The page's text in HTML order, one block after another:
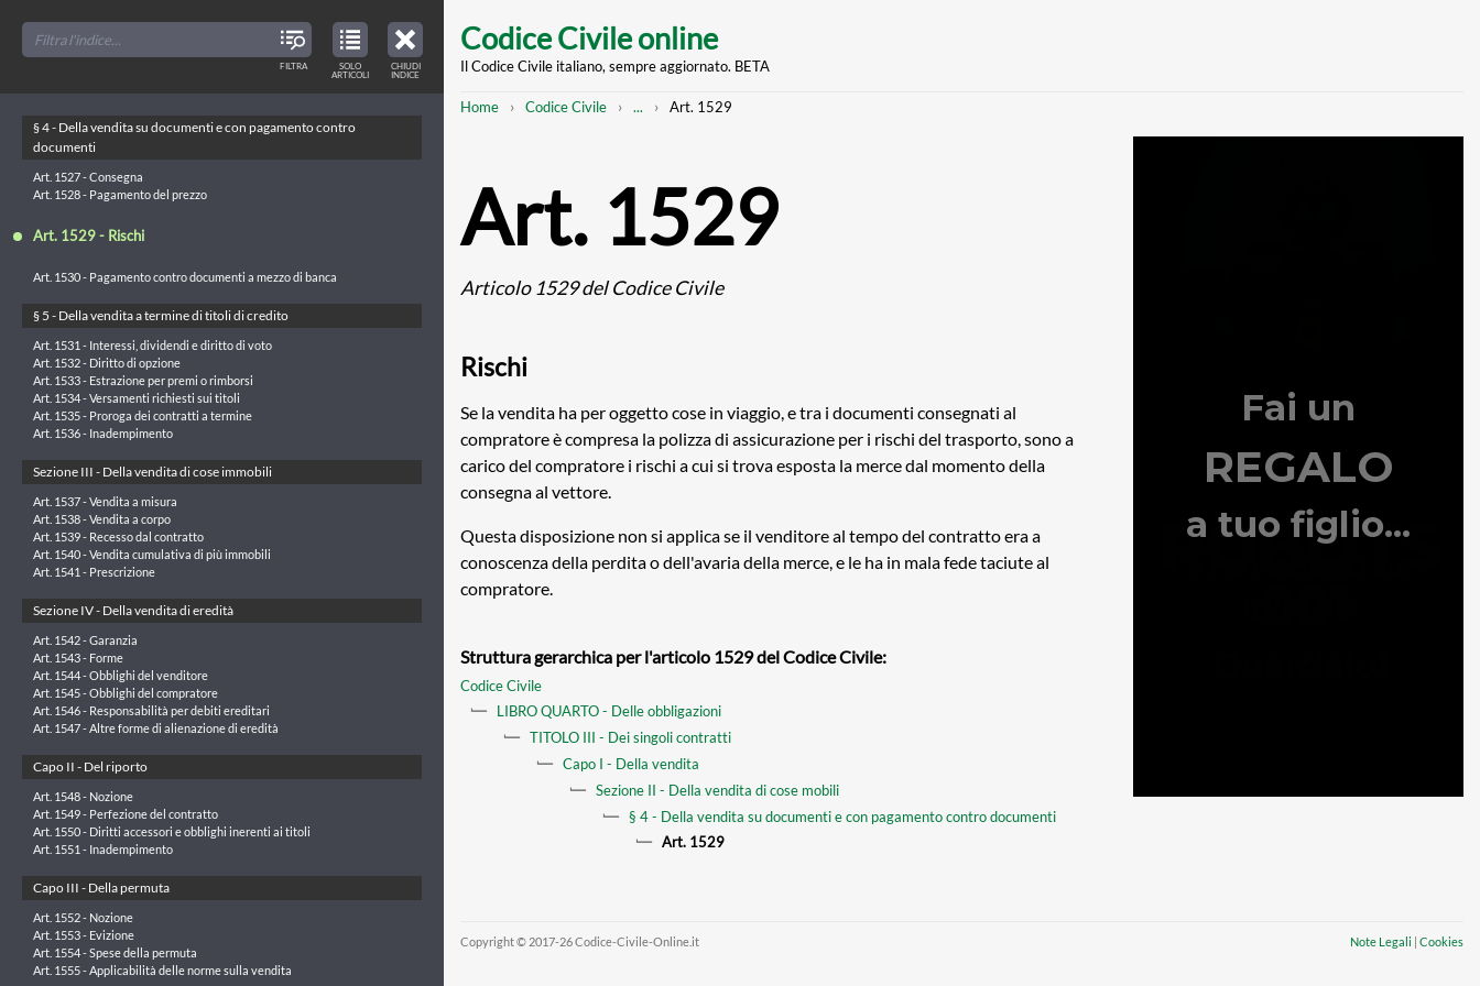
TABLE
OF
CONTENTS
CHIUDI
INDICE
main
Codice Civile online
Il Codice Civile italiano, sempre aggiornato. BETA
Breadcrumb
Home Codice Civile
Mostra
... Art. 1529
Art. 1529
Articolo 1529 del Codice Civile
Rischi
Se la vendita ha per oggetto cose in viaggio, e tra i documenti consegnati al
compratore è compresa la polizza di assicurazione per i rischi del trasporto, sono a
carico del compratore i rischi a cui si trova esposta la merce dal momento della
consegna al vettore.
Questa disposizione non si applica se il venditore al tempo del contratto era a
conoscenza della perdita o dell'avaria della merce, e le ha in mala fede taciute al
compratore.
Struttura gerarchica per l'articolo 1529 del Codice Civile:
Codice Civile
LIBRO QUARTO - Delle obbligazioni
TITOLO III - Dei singoli contratti
Capo I - Della vendita
Sezione II - Della vendita di cose mobili
§ 4 - Della vendita su documenti e con pagamento contro documenti
Art. 1529
Copyright © 2017-26 Codice-Civile-Online.it Note Legali Cookies
TOC
TITLES
FILTRA
VIEW
ONLY
ARTICLES
IN
TABLE
SOLO
ARTICOLI
Art. 1523 - Passaggio della proprietà e dei rischi
Art. 1524 - Opponibilità della riserva di proprietà nei confronti di terzi
§ 4 - Della vendita su documenti e con pagamento contro
documenti
Art. 1527 - Consegna
Art. 1528 - Pagamento del prezzo
Art. 1529 - Rischi
Art. 1530 - Pagamento contro documenti a mezzo di banca
§ 5 - Della vendita a termine di titoli di credito
Art. 1531 - Interessi, dividendi e diritto di voto
Art. 1532 - Diritto di opzione
Art. 1533 - Estrazione per premi o rimborsi
Art. 1534 - Versamenti richiesti sui titoli
Art. 1535 - Proroga dei contratti a termine
Art. 1536 - Inadempimento
Sezione III - Della vendita di cose immobili
Art. 1537 - Vendita a misura
Art. 1538 - Vendita a corpo
Art. 1539 - Recesso dal contratto
Art. 1540 - Vendita cumulativa di più immobili
Art. 1541 - Prescrizione
Sezione IV - Della vendita di eredità
Art. 1542 - Garanzia
Art. 1543 - Forme
Art. 1544 - Obblighi del venditore
Art. 1545 - Obblighi del compratore
Art. 1546 - Responsabilità per debiti ereditari
Art. 1547 - Altre forme di alienazione di eredità
Capo II - Del riporto
Art. 1548 - Nozione
Art. 1549 - Perfezione del contratto
Art. 1550 - Diritti accessori e obblighi inerenti ai titoli
Art. 1551 - Inadempimento
Capo III - Della permuta
Art. 1552 - Nozione
Art. 1553 - Evizione
Art. 1554 - Spese della permuta
Art. 1555 - Applicabilità delle norme sulla vendita